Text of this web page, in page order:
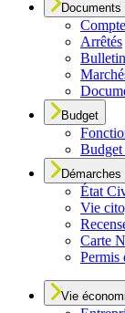
Arrêtés
Budget
Budget
État
Vie
Carte
Permis
Vie